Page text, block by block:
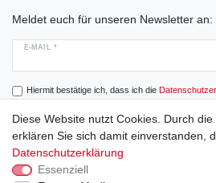
Meldet euch für unseren Newsletter an:
E-MAIL *
Hiermit bestätige ich, dass ich die
Einwilligung kann ich jederzeit widerrufen.
Abonnieren
Diese Website nutzt Cookies. Durch
erklären Sie sich damit einverstanden,
Datenschutzerklärung
Essenziell